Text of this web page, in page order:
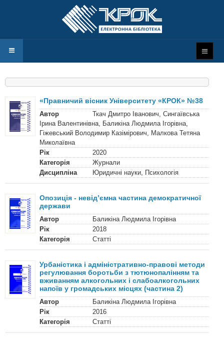
«Правничий вісник Університету «КРОК» №38
Автор
Ткач Дмитро Іванович, Сингаївська
Ірина Валентинівна, Баликіна Людмила Ігорівна,
Гіжевський Володимир Казімірович, Малкова Тетяна
Миколаївна
Рік
2020
Категорія
Журнали
Дисципліна
Юридичні науки, Психологія
Опозиція - невід’ємна частина демократичної
держави
Автор
Баликіна Людмила Ігорівна
Рік
2018
Категорія
Статті
Урбаністика і адміністративно-правові методи
регулювання боротьби з тютюнопалінням та
вживанням алкогольних і слабоалкогольних
напоїв у громадських місцях (частина 2)
Автор
Баликіна Людмила Ігорівна
Рік
2016
Категорія
Статті